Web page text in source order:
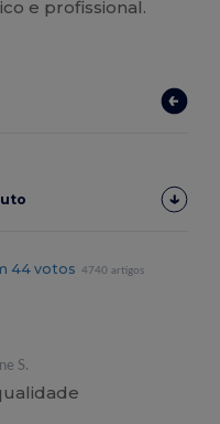
e profissional.
44 votos
4740 artigos
S.